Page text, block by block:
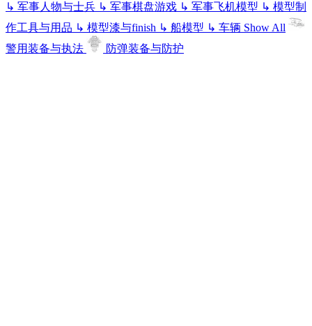
↳ 军事人物与士兵 ↳ 军事棋盘游戏 ↳ 军事飞机模型 ↳ 模型制
作工具与用品 ↳ 模型漆与finish ↳ 船模型 ↳ 车辆 Show All
警用装备与执法
防弹装备与防护